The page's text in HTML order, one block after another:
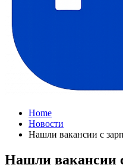
Home
Новости
Нашли вакансии с
Нашли вакансии